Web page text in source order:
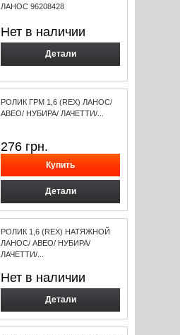
ЛАНОС 96208428
Нет в наличии
Детали
РОЛИК ГРМ 1,6 (REX) ЛАНОС/
АВЕО/ НУБИРА/ ЛАЧЕТТИ/...
276 грн.
Детали
РОЛИК 1,6 (REX) НАТЯЖНОЙ
ЛАНОС/ АВЕО/ НУБИРА/
ЛАЧЕТТИ/...
Нет в наличии
Детали